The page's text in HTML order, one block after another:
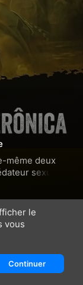
même deux
sexuel
qui le
le
vous
Continuer